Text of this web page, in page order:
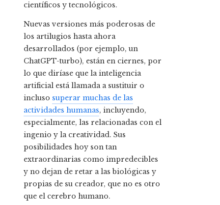
científicos y tecnológicos.
Nuevas versiones más poderosas de
los artilugios hasta ahora
desarrollados (por ejemplo, un
ChatGPT-turbo), están en ciernes, por
lo que diríase que la inteligencia
artificial está llamada a sustituir o
incluso superar muchas de las
actividades humanas, incluyendo,
especialmente, las relacionadas con el
ingenio y la creatividad. Sus
posibilidades hoy son tan
extraordinarias como impredecibles
y no dejan de retar a las biológicas y
propias de su creador, que no es otro
que el cerebro humano.